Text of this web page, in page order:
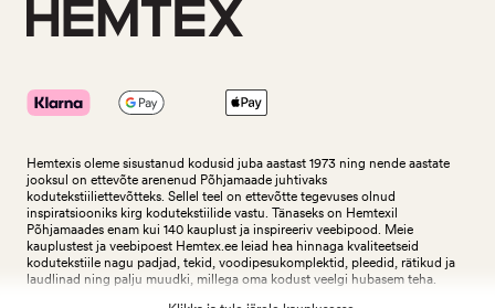
Hemtexis oleme sisustanud kodusid juba aastast 1973 ning nende aastate
jooksul on ettevõte arenenud Põhjamaade juhtivaks
kodutekstiiliettevõtteks. Sellel teel on ettevõtte tegevuses olnud
inspiratsiooniks kirg kodutekstiilide vastu. Tänaseks on Hemtexil
Põhjamaades enam kui 140 kauplust ja inspireeriv veebipood. Meie
kauplustest ja veebipoest Hemtex.ee leiad hea hinnaga kvaliteetseid
kodutekstiile nagu padjad, tekid, voodipesukomplektid, pleedid, rätikud ja
laudlinad ning palju muudki, millega oma kodust veelgi hubasem teha.